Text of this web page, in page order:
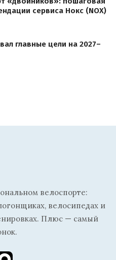
сервиса Нокс (NOX)
главные цели на 2027–
велоспорте:
велосипедах и
Плюс — самый